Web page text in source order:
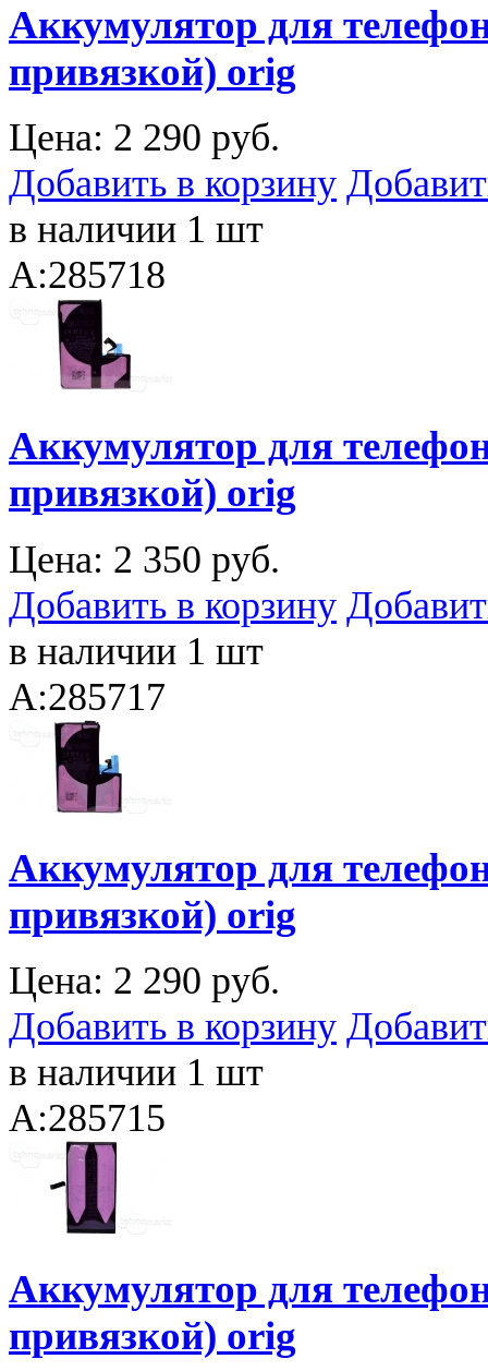
Аккумулятор для
привязкой) orig
Цена: 2 290 руб.
Добавить в корзину
в наличии 1 шт
A:285718
Аккумулятор для
привязкой) orig
Цена: 2 350 руб.
Добавить в корзину
в наличии 1 шт
A:285717
Аккумулятор для
привязкой) orig
Цена: 2 290 руб.
Добавить в корзину
в наличии 1 шт
A:285715
Аккумулятор для
привязкой) orig